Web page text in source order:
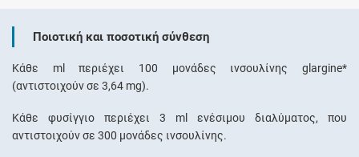
Ποιοτική και ποσοτική σύνθεση
Κάθε ml περιέχει 100 μονάδες ινσουλίνης glargine*
(αντιστοιχούν σε 3,64 mg).
Κάθε φυσίγγιο περιέχει 3 ml ενέσιμου διαλύματος, που
αντιστοιχούν σε 300 μονάδες ινσουλίνης.